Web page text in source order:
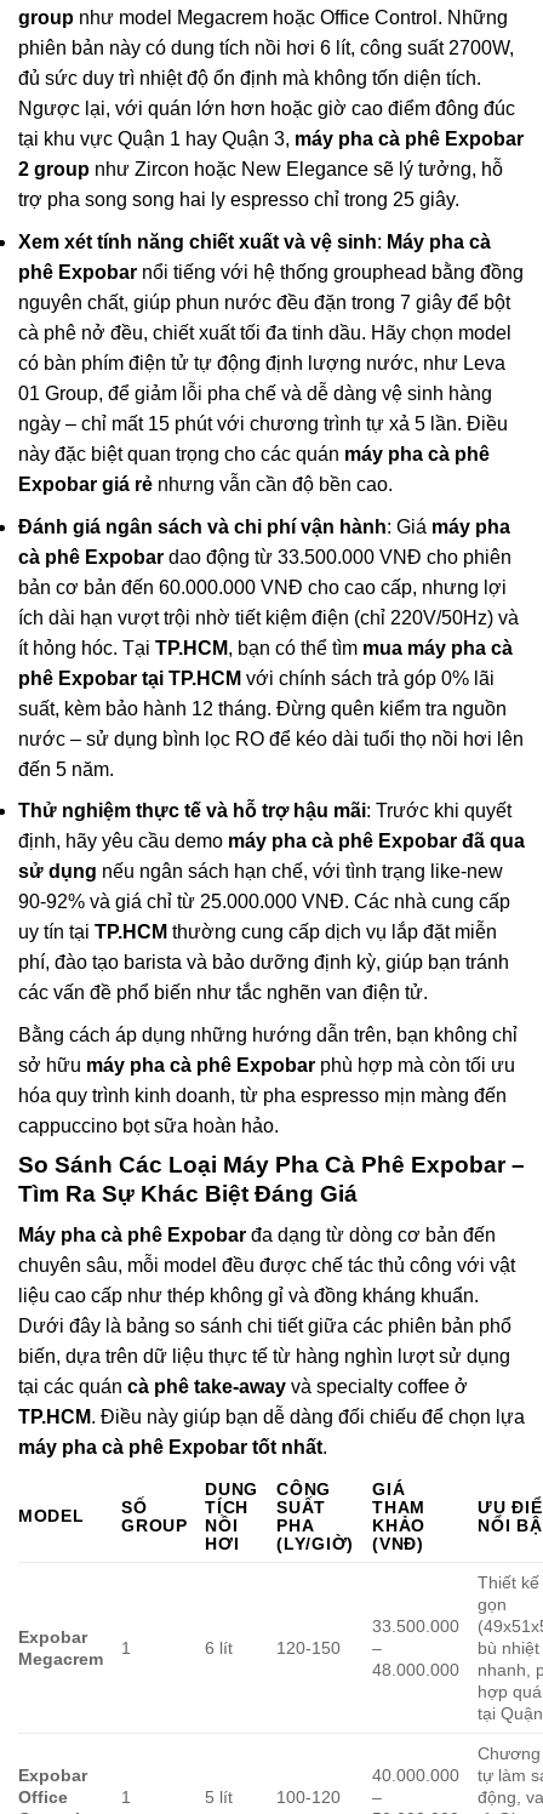
group như model Megacrem hoặc Office Control. Những
phiên bản này có dung tích nồi hơi 6 lít, công suất 2700W,
đủ sức duy trì nhiệt độ ổn định mà không tốn diện tích.
Ngược lại, với quán lớn hơn hoặc giờ cao điểm đông đúc
tại khu vực Quận 1 hay Quận 3, máy pha cà phê Expobar
2 group như Zircon hoặc New Elegance sẽ lý tưởng, hỗ
trợ pha song song hai ly espresso chỉ trong 25 giây.
Xem xét tính năng chiết xuất và vệ sinh: Máy pha cà
phê Expobar nổi tiếng với hệ thống grouphead bằng đồng
nguyên chất, giúp phun nước đều đặn trong 7 giây để bột
cà phê nở đều, chiết xuất tối đa tinh dầu. Hãy chọn model
có bàn phím điện tử tự động định lượng nước, như Leva
01 Group, để giảm lỗi pha chế và dễ dàng vệ sinh hàng
ngày – chỉ mất 15 phút với chương trình tự xả 5 lần. Điều
này đặc biệt quan trọng cho các quán máy pha cà phê
Expobar giá rẻ nhưng vẫn cần độ bền cao.
Đánh giá ngân sách và chi phí vận hành: Giá máy pha
cà phê Expobar dao động từ 33.500.000 VNĐ cho phiên
bản cơ bản đến 60.000.000 VNĐ cho cao cấp, nhưng lợi
ích dài hạn vượt trội nhờ tiết kiệm điện (chỉ 220V/50Hz) và
ít hỏng hóc. Tại TP.HCM, bạn có thể tìm mua máy pha cà
phê Expobar tại TP.HCM với chính sách trả góp 0% lãi
suất, kèm bảo hành 12 tháng. Đừng quên kiểm tra nguồn
nước – sử dụng bình lọc RO để kéo dài tuổi thọ nồi hơi lên
đến 5 năm.
Thử nghiệm thực tế và hỗ trợ hậu mãi: Trước khi quyết
định, hãy yêu cầu demo máy pha cà phê Expobar đã qua
sử dụng nếu ngân sách hạn chế, với tình trạng like-new
90-92% và giá chỉ từ 25.000.000 VNĐ. Các nhà cung cấp
uy tín tại TP.HCM thường cung cấp dịch vụ lắp đặt miễn
phí, đào tạo barista và bảo dưỡng định kỳ, giúp bạn tránh
các vấn đề phổ biến như tắc nghẽn van điện tử.
Bằng cách áp dụng những hướng dẫn trên, bạn không chỉ
sở hữu máy pha cà phê Expobar phù hợp mà còn tối ưu
hóa quy trình kinh doanh, từ pha espresso mịn màng đến
cappuccino bọt sữa hoàn hảo.
So Sánh Các Loại Máy Pha Cà Phê Expobar–
Tìm Ra Sự Khác Biệt Đáng Giá
Máy pha cà phê Expobar đa dạng từ dòng cơ bản đến
chuyên sâu, mỗi model đều được chế tác thủ công với vật
liệu cao cấp như thép không gỉ và đồng kháng khuẩn.
Dưới đây là bảng so sánh chi tiết giữa các phiên bản phổ
biến, dựa trên dữ liệu thực tế từ hàng nghìn lượt sử dụng
tại các quán cà phê take-away và specialty coffee ở
TP.HCM. Điều này giúp bạn dễ dàng đối chiếu để chọn lựa
máy pha cà phê Expobar tốt nhất.
MODEL
SỐ
GROUP
DUNG
TÍCH
NỒI
HƠI
CÔNG
SUẤT
PHA
(LY/GIỜ)
GIÁ
THAM
KHẢO
(VNĐ)
ƯU
NỔI
Expobar
Megacrem
1 6 lít 120-150
33.500.000
–
48.000.000
Thiết
gọn
bù nhiệt
nhanh,
hợp
tại
Expobar
Office
1 5 lít 100-120
40.000.000
–
tự làm
động,